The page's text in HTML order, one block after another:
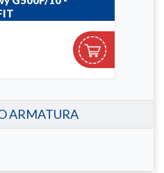
ARMATURA